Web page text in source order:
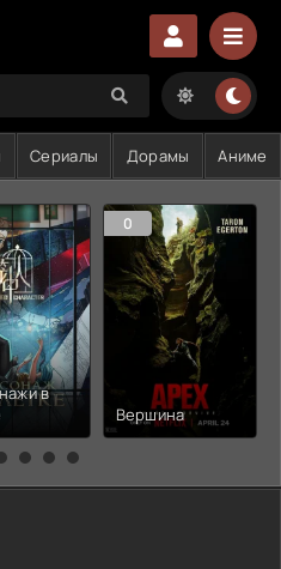
Сериалы Дорамы Аниме
в
0
Вершина